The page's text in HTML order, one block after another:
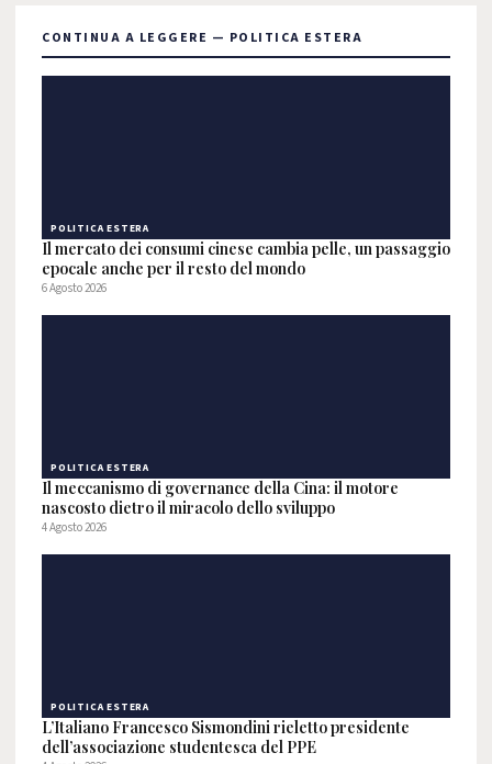
CONTINUA A LEGGERE — POLITICA ESTERA
POLITICA ESTERA
Il mercato dei consumi cinese cambia pelle, un passaggio
epocale anche per il resto del mondo
6 Agosto 2026
POLITICA ESTERA
Il meccanismo di governance della Cina: il motore
nascosto dietro il miracolo dello sviluppo
4 Agosto 2026
POLITICA ESTERA
L’Italiano Francesco Sismondini rieletto presidente
dell’associazione studentesca del PPE